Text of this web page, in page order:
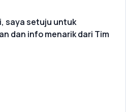
saya setuju untuk
dan info menarik dari Tim